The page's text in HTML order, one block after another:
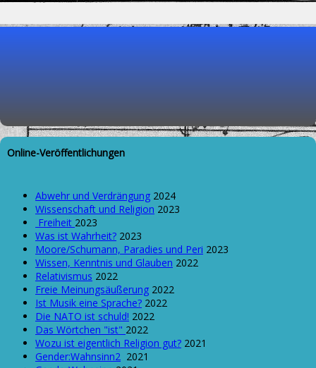
Online-Veröffentlichungen
Abwehr und Verdrängung 2024
Wissenschaft und Religion 2023
Freiheit 2023
Was ist Wahrheit? 2023
Moore/Schumann, Paradies und Peri 2023
Wissen, Kenntnis und Glauben 2022
Relativismus 2022
Freie Meinungsäußerung 2022
Ist Musik eine Sprache? 2022
Die NATO ist schuld! 2022
Das Wörtchen "ist" 2022
Wozu ist eigentlich Religion gut? 2021
Gender:Wahnsinn2 2021